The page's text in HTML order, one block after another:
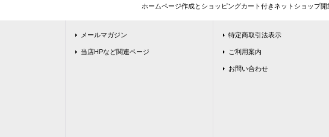
ホームページ作成とショッピングカート付きネットショップ開
メールマガジン
当店HPなど関連ページ
特定商取引法表示
ご利用案内
お問い合わせ